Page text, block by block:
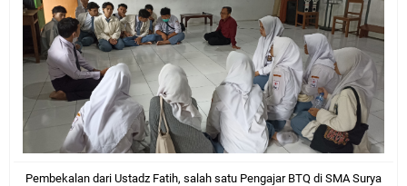
Pembekalan dari Ustadz Fatih, salah satu Pengajar BTQ di SMA Surya